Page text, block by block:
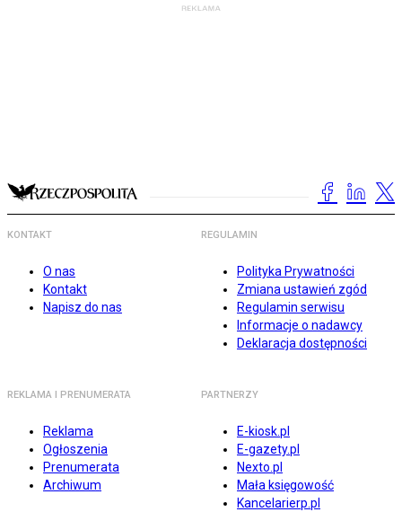
KONTAKT
O nas
Kontakt
Napisz do nas
REGULAMIN
Polityka Prywatności
Zmiana ustawień zgód
Regulamin serwisu
Informacje o nadawcy
Deklaracja dostępności
REKLAMA I PRENUMERATA
Reklama
Ogłoszenia
Prenumerata
Archiwum
PARTNERZY
E-kiosk.pl
E-gazety.pl
Nexto.pl
Mała księgowość
Kancelarierp.pl